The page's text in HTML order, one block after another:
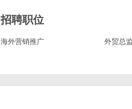
招聘职位
海外营销推广 外贸总